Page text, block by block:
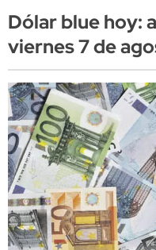
Dólar blue hoy:
viernes 7 de